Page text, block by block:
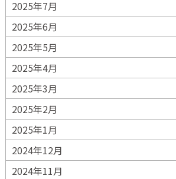
2025年7月
2025年6月
2025年5月
2025年4月
2025年3月
2025年2月
2025年1月
2024年12月
2024年11月